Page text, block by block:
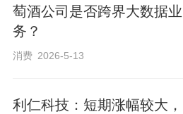
萄酒公司是否跨界大数据业
务？
消费 2026-5-13
利仁科技：短期涨幅较大，